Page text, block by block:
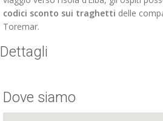
codici sconto sui traghetti delle
Toremar.
Dettagli
Dove siamo